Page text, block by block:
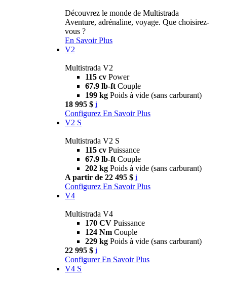
Découvrez le monde de Multistrada
Aventure, adrénaline, voyage. Que choisirez-
vous ?
En Savoir Plus
V2
Multistrada V2
115 cv Power
67.9 lb-ft Couple
199 kg Poids à vide (sans carburant)
18 995 $ i
Configurez En Savoir Plus
V2 S
Multistrada V2 S
115 cv Puissance
67.9 lb-ft Couple
202 kg Poids à vide (sans carburant)
A partir de 22 495 $ i
Configurez En Savoir Plus
V4
Multistrada V4
170 CV Puissance
124 Nm Couple
229 kg Poids à vide (sans carburant)
22 995 $ i
Configurer En Savoir Plus
V4 S